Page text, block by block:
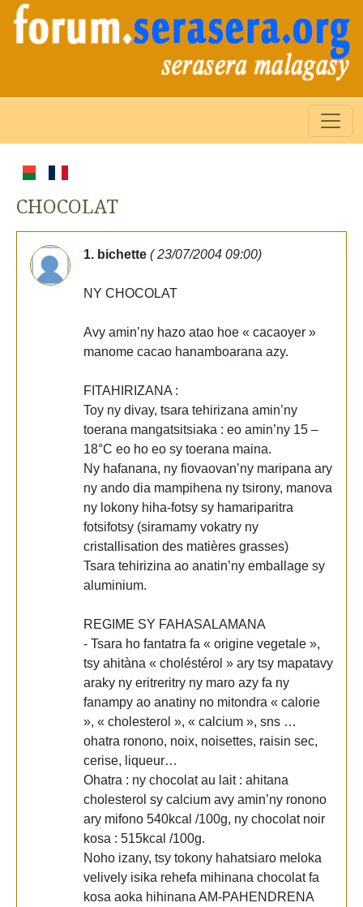
CHOCOLAT
1. bichette ( 23/07/2004 09:00)
NY CHOCOLAT
Avy amin’ny hazo atao hoe « cacaoyer »
manome cacao hanamboarana azy.
FITAHIRIZANA :
Toy ny divay, tsara tehirizana amin’ny
toerana mangatsitsiaka : eo amin’ny 15 –
18°C eo ho eo sy toerana maina.
Ny hafanana, ny fiovaovan’ny maripana ary
ny ando dia mampihena ny tsirony, manova
ny lokony hiha-fotsy sy hamariparitra
fotsifotsy (siramamy vokatry ny
cristallisation des matières grasses)
Tsara tehirizina ao anatin’ny emballage sy
aluminium.
REGIME SY FAHASALAMANA
- Tsara ho fantatra fa « origine vegetale »,
tsy ahitàna « choléstérol » ary tsy mapatavy
araky ny eritreritry ny maro azy fa ny
fanampy ao anatiny no mitondra « calorie
», « cholesterol », « calcium », sns …
ohatra ronono, noix, noisettes, raisin sec,
cerise, liqueur…
Ohatra : ny chocolat au lait : ahitana
cholesterol sy calcium avy amin’ny ronono
ary mifono 540kcal /100g, ny chocolat noir
kosa : 515kcal /100g.
Noho izany, tsy tokony hahatsiaro meloka
velively isika rehefa mihinana chocolat fa
kosa aoka hihinana AM-PAHENDRENA